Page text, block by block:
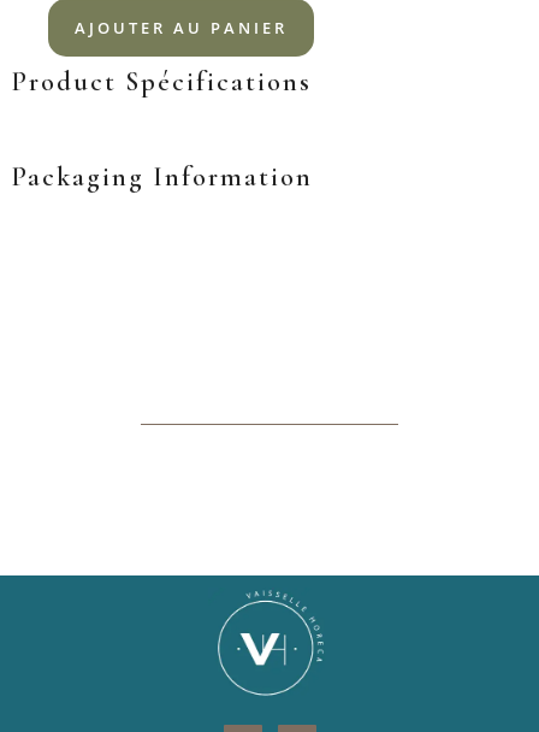
AJOUTER AU PANIER
Product Spécifications
Packaging Information